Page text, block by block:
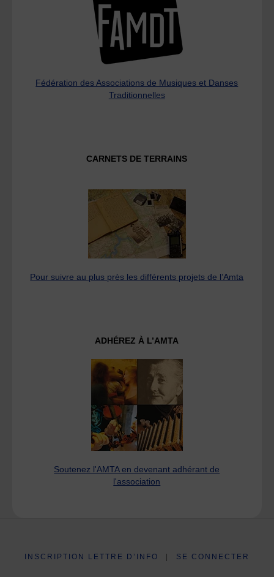
Fédération des Associations de Musiques et Danses
Traditionnelles
CARNETS DE TERRAINS
Pour suivre au plus près les différents projets de l’Amta
ADHÉREZ À L’AMTA
Soutenez l'AMTA en devenant adhérant de
l'association
INSCRIPTION LETTRE D’INFO SE CONNECTER